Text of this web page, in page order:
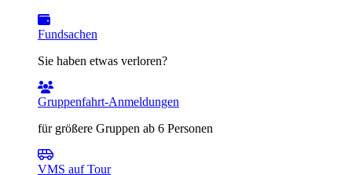
Fundsachen
Sie haben etwas verloren?
Gruppenfahrt-Anmeldungen
für größere Gruppen ab 6 Personen
VMS auf Tour